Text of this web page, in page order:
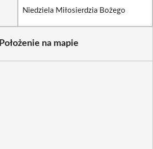
Niedziela Miłosierdzia Bożego
Położenie na mapie